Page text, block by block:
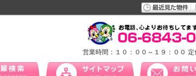
営業時間：１０：００～１９：００